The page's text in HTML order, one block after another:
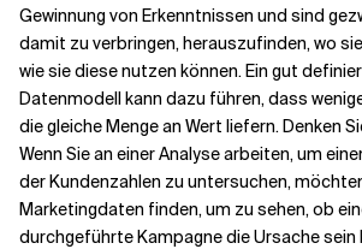
Gewinnung von Erkenntnissen und sind
damit zu verbringen, herauszufinden, wo
wie sie diese nutzen können. Ein gut
Datenmodell kann dazu führen, dass
die gleiche Menge an Wert liefern. Denken
Wenn Sie an einer Analyse arbeiten, um
der Kundenzahlen zu untersuchen,
Marketingdaten finden, um zu sehen, ob
durchgeführte Kampagne die Ursache sein